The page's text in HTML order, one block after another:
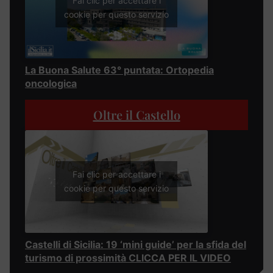
cookie per questo servizio
La Buona Salute 63° puntata: Ortopedia
oncologica
Oltre il Castello
Fai clic per accettare i
cookie per questo servizio
Castelli di Sicilia: 19 ‘mini guide’ per la sfida del
turismo di prossimità CLICCA PER IL VIDEO